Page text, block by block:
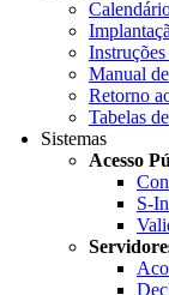
Manual
Retorno
Tabelas
Sistemas
Acesso
S-